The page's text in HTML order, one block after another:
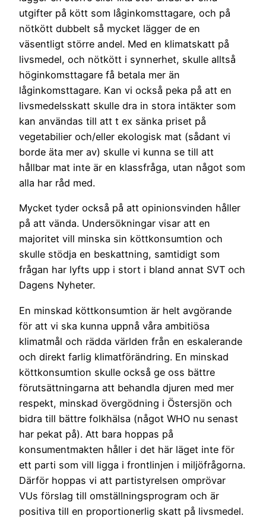
utgifter på kött som låginkomsttagare, och på
nötkött dubbelt så mycket lägger de en
väsentligt större andel. Med en klimatskatt på
livsmedel, och nötkött i synnerhet, skulle alltså
höginkomsttagare få betala mer än
låginkomsttagare. Kan vi också peka på att en
livsmedelsskatt skulle dra in stora intäkter som
kan användas till att t ex sänka priset på
vegetabilier och/eller ekologisk mat (sådant vi
borde äta mer av) skulle vi kunna se till att
hållbar mat inte är en klassfråga, utan något som
alla har råd med.
Mycket tyder också på att opinionsvinden håller
på att vända. Undersökningar visar att en
majoritet vill minska sin köttkonsumtion och
skulle stödja en beskattning, samtidigt som
frågan har lyfts upp i stort i bland annat SVT och
Dagens Nyheter.
En minskad köttkonsumtion är helt avgörande
för att vi ska kunna uppnå våra ambitiösa
klimatmål och rädda världen från en eskalerande
och direkt farlig klimatförändring. En minskad
köttkonsumtion skulle också ge oss bättre
förutsättningarna att behandla djuren med mer
respekt, minskad övergödning i Östersjön och
bidra till bättre folkhälsa (något WHO nu senast
har pekat på). Att bara hoppas på
konsumentmakten håller i det här läget inte för
ett parti som vill ligga i frontlinjen i miljöfrågorna.
Därför hoppas vi att partistyrelsen omprövar
VUs förslag till omställningsprogram och är
positiva till en proportionerlig skatt på livsmedel.